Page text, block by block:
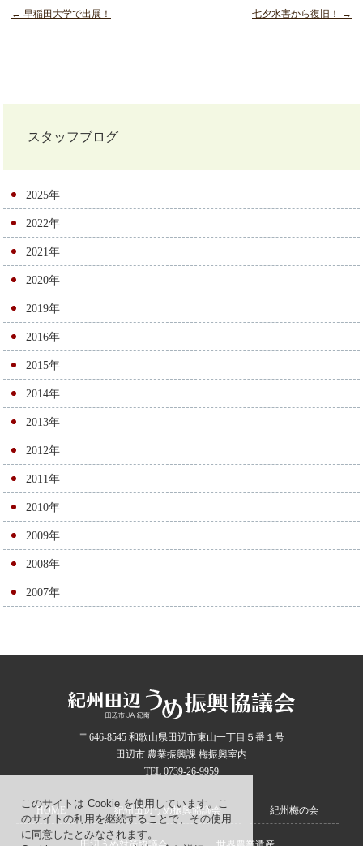
このサイトは Cookie を使用しています。こ
のサイトの利用を継続することで、その使用
に同意したとみなされます。
ナ
ビ
ゲ
ー
シ
ョ
ン
← 早稲田大学で出展！ 七夕水害から復旧！ →
スタッフブログ
2025年
2022年
2021年
2020年
2019年
2016年
2015年
2014年
2013年
2012年
2011年
2010年
2009年
2008年
2007年
〒646-8545 和歌山県田辺市東山一丁目５番１号
田辺市 農業振興課 梅振興室内
TEL 0739-26-9959
HOME 紀州田辺うめ振興協議会 紀州梅の会